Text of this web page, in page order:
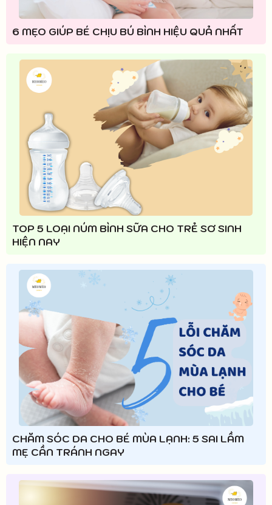
6 MẸO GIÚP BÉ CHỊU BÚ BÌNH HIỆU QUẢ NHẤT
TOP 5 LOẠI NÚM BÌNH SỮA CHO TRẺ SƠ SINH
HIỆN NAY
CHĂM SÓC DA CHO BÉ MÙA LẠNH: 5 SAI LẦM
MẸ CẦN TRÁNH NGAY